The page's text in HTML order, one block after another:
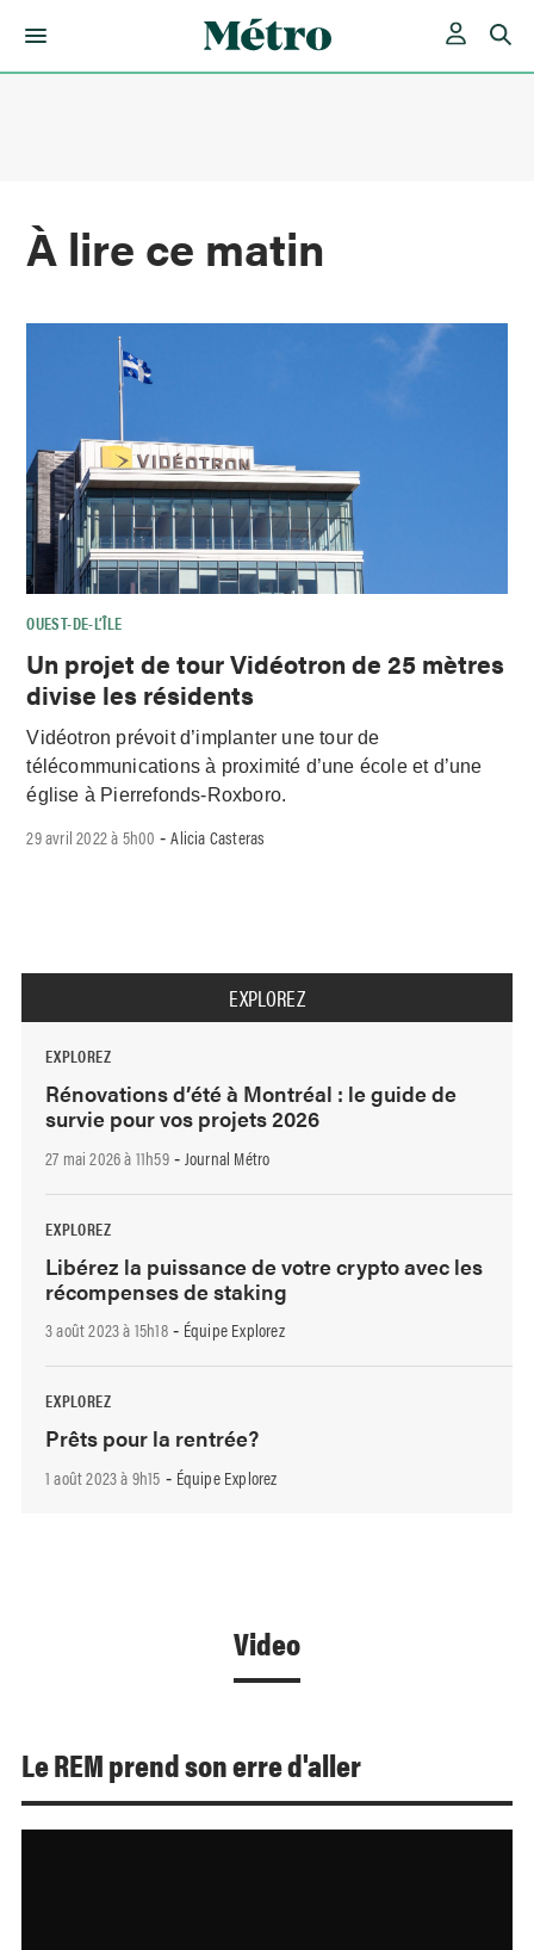
À lire ce matin
OUEST-DE-L’ÎLE
Un projet de tour Vidéotron de 25 mètres
divise les résidents
Vidéotron prévoit d’implanter une tour de
télécommunications à proximité d’une école et d’une
église à Pierrefonds-Roxboro.
29 avril 2022 à 5h00 -Alicia Casteras
EXPLOREZ
EXPLOREZ
Rénovations d’été à Montréal : le guide de
survie pour vos projets 2026
27 mai 2026 à 11h59- Journal Métro
EXPLOREZ
Libérez la puissance de votre crypto avec les
récompenses de staking
3 août 2023 à 15h18- Équipe Explorez
EXPLOREZ
Prêts pour la rentrée?
1 août 2023 à 9h15 - Équipe Explorez
Video
Le REM prend son erre d'aller